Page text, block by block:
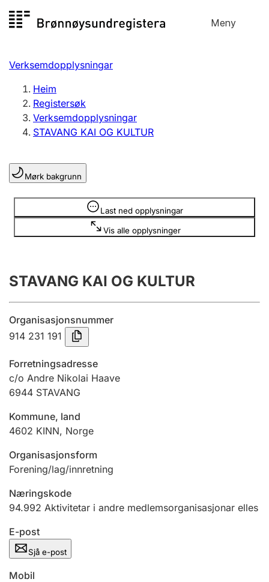
til
Meny
Registersøk
Aksjeselskap
Enkeltpersonføretak
Registrere, endre, slette
Lag og foreining
Registrere, endre, slette
Årsrekneskap
Innsending og forseinkingsgebyr
Tinglysing
Jeger
Ektepaktrettleiaren
Andre tema
Verksemdopplysningar
Heim
Registersøk
Verksemdopplysningar
STAVANG KAI OG KULTUR
Mørk bakgrunn
Last ned opplysningar
Vis alle opplysninger
Opplysninger er skjult
STAVANG KAI OG KULTUR
Organisasjonsnummer
914 231 191
Forretningsadresse
c/o Andre Nikolai Haave
6944 STAVANG
Kommune, land
4602 KINN, Norge
Organisasjonsform
Forening/lag/innretning
Næringskode
94.992 Aktivitetar i andre medlemsorganisasjonar elles
E-post
Sjå e-post
Mobil